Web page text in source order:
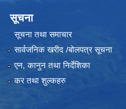
सूचना
सूचना तथा समाचार
सार्वजनिक खरीद /बोलपत्र सूचना
एन, कानुन तथा निर्देशिका
कर तथा शुल्कहरु